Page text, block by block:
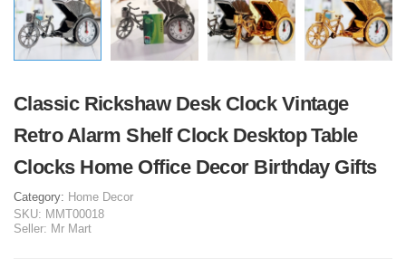
Classic Rickshaw Desk Clock Vintage
Retro Alarm Shelf Clock Desktop Table
Clocks Home Office Decor Birthday Gifts
Category: Home Decor
SKU: MMT00018
Seller: Mr Mart